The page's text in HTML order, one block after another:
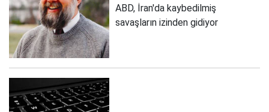
ABD, İran'da kaybedilmiş
savaşların izinden gidiyor